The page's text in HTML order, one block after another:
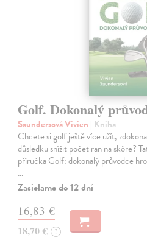
Golf. Dokonalý
Saundersová Vivien | Kniha
Chcete si golf ještě více užít,
důsledku snížit počet ran na skóre?
příručka Golf: dokonalý průvodce
…
Zasielame do 12 dní
16,83 €
18,70 € ?